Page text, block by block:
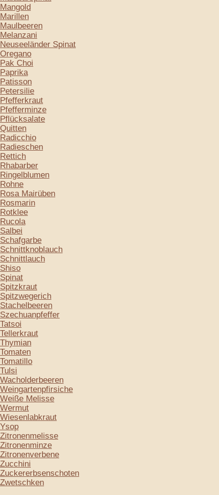
Mangold
Marillen
Maulbeeren
Melanzani
Neuseeländer Spinat
Oregano
Pak Choi
Paprika
Patisson
Petersilie
Pfefferkraut
Pfefferminze
Pflücksalate
Quitten
Radicchio
Radieschen
Rettich
Rhabarber
Ringelblumen
Rohne
Rosa Mairüben
Rosmarin
Rotklee
Rucola
Salbei
Schafgarbe
Schnittknoblauch
Schnittlauch
Shiso
Spinat
Spitzkraut
Spitzwegerich
Stachelbeeren
Szechuanpfeffer
Tatsoi
Tellerkraut
Thymian
Tomaten
Tomatillo
Tulsi
Wacholderbeeren
Weingartenpfirsiche
Weiße Melisse
Wermut
Wiesenlabkraut
Ysop
Zitronenmelisse
Zitronenminze
Zitronenverbene
Zucchini
Zuckererbsenschoten
Zwetschken